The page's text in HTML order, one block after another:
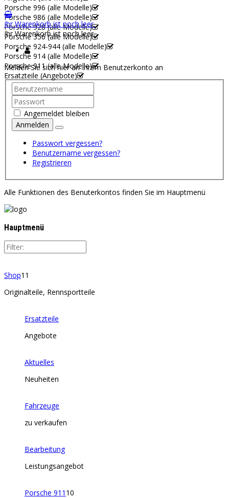
Porsche 996 (alle Modelle)
Porsche 986 (alle Modelle)
Porsche 928 (alle Modelle)
Porsche 356 (alle Modelle)
Porsche 924-944 (alle Modelle)
Porsche 914 (alle Modelle)
Porsche 911 (alle Modelle)
Ersatzteile (Angebote)
Ihr Warenkorb ist noch leer.
Ihr Warenkorb ist noch leer.
Melden Sie sich hier an Ihrem Benutzerkonto an
Angemeldet bleiben
Anmelden
Passwort vergessen?
Benutzername vergessen?
Registrieren
Alle Funktionen des Benuterkontos finden Sie im Hauptmenü
Hauptmenü
Shop11
Originalteile, Rennsportteile
Ersatzteile
Angebote
Aktuelles
Neuheiten
Fahrzeuge
zu verkaufen
Bearbeitung
Leistungsangebot
Porsche 911 10